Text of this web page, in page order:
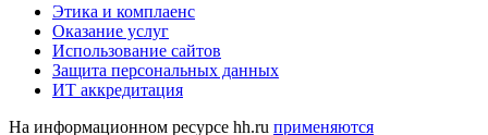
Этика и комплаенс
Оказание услуг
Использование сайтов
Защита персональных данных
ИТ аккредитация
На информационном ресурсе hh.ru применяются